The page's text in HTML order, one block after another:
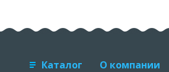
Каталог О компании